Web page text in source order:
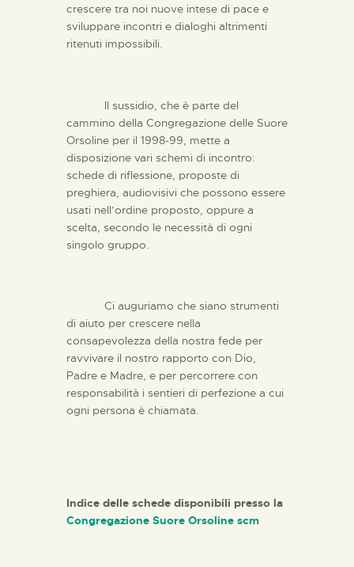
crescere tra noi nuove intese di pace e
sviluppare incontri e dialoghi altrimenti
ritenuti impossibili.
Il sussidio, che è parte del
cammino della Congregazione delle Suore
Orsoline per il 1998-99, mette a
disposizione vari schemi di incontro:
schede di riflessione, proposte di
preghiera, audiovisivi che possono essere
usati nell’ordine proposto, oppure a
scelta, secondo le necessità di ogni
singolo gruppo.
Ci auguriamo che siano strumenti
di aiuto per crescere nella
consapevolezza della nostra fede per
ravvivare il nostro rapporto con Dio,
Padre e Madre, e per percorrere con
responsabilità i sentieri di perfezione a cui
ogni persona è chiamata.
Indice delle schede disponibili presso la
Congregazione Suore Orsoline scm